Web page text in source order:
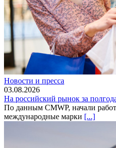
Новости и пресса
03.08.2026
На российский рынок за
По данным CMWP, начали
международные марки [...]